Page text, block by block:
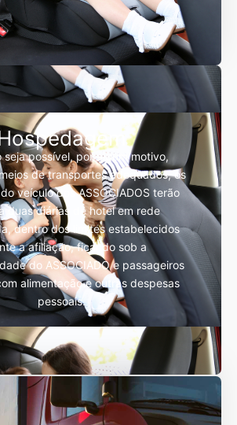
seja possível, por algum motivo,
de transportes adequados, os
veículo dos ASSOCIADOS terão
duas diárias de hotel em rede
dentro dos limites estabelecidos
a afiliação, ficando sob a
do ASSOCIADO e passageiros
alimentação e outras despesas
pessoais.